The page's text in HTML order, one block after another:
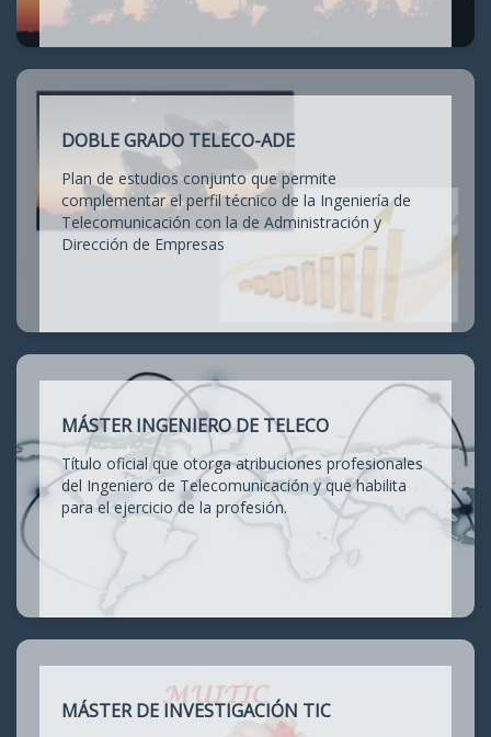
DOBLE GRADO TELECO-ADE
Plan de estudios conjunto que permite
complementar el perfil técnico de la Ingeniería de
Telecomunicación con la de Administración y
Dirección de Empresas
MÁSTER INGENIERO DE TELECO
Título oficial que otorga atribuciones profesionales
del Ingeniero de Telecomunicación y que habilita
para el ejercicio de la profesión.
MÁSTER DE INVESTIGACIÓN TIC